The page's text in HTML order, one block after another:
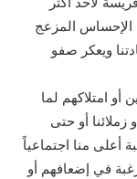
الإحساس المزعج
ويعكر صفو
امتلاكهم لما
أو حتى
أعلى منا اجتماعياً
في إضعافهم أو